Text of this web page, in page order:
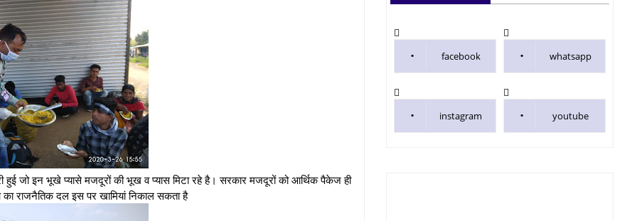
हुई जो इन भूखे प्यासे मजदूरों की भूख व प्यास मिटा रहे है। सरकार मजदूरों को आर्थिक पैकेज ही
राजनैतिक दल इस पर खामियां निकाल सकता है
facebook whatsapp
instagram youtube